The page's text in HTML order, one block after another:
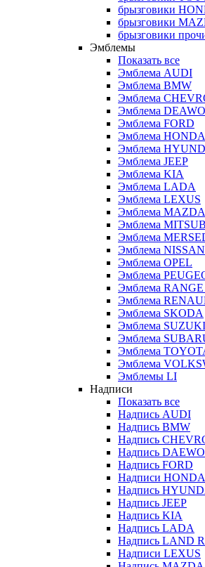
брызговики
брызговики
брызговики
Эмблемы
Показать все
Эмблема AUDI
Эмблема BMW
Эмблема
Эмблема
Эмблема FORD
Эмблема HONDA
Эмблема
Эмблема JEEP
Эмблема KIA
Эмблема LADA
Эмблема LEXUS
Эмблема MAZDA
Эмблема
Эмблема
Эмблема NISSAN
Эмблема OPEL
Эмблема
Эмблема
Эмблема
Эмблема SKODA
Эмблема SUZUKI
Эмблема
Эмблема
Эмблема
Эмблемы LI
Надписи
Показать все
Надпись AUDI
Надпись BMW
Надпись
Надпись
Надпись FORD
Надписи HONDA
Надпись
Надпись JEEP
Надпись KIA
Надпись LADA
Надпись LAND
Надписи LEXUS